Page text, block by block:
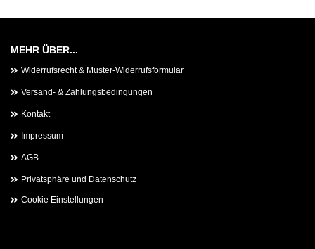
MEHR ÜBER...
Widerrufsrecht & Muster-Widerrufsformular
Versand- & Zahlungsbedingungen
Kontakt
Impressum
AGB
Privatsphäre und Datenschutz
Cookie Einstellungen